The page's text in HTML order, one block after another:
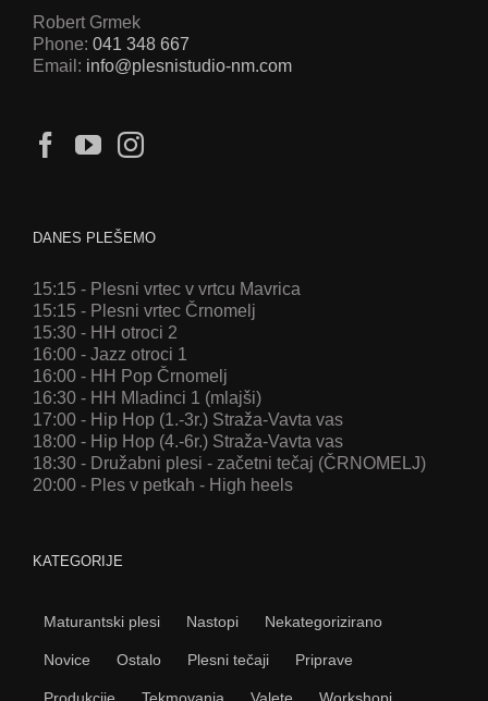
Robert Grmek
Phone: 041 348 667
Email: info@plesnistudio-nm.com
DANES PLEŠEMO
15:15 - Plesni vrtec v vrtcu Mavrica
15:15 - Plesni vrtec Črnomelj
15:30 - HH otroci 2
16:00 - Jazz otroci 1
16:00 - HH Pop Črnomelj
16:30 - HH Mladinci 1 (mlajši)
17:00 - Hip Hop (1.-3r.) Straža-Vavta vas
18:00 - Hip Hop (4.-6r.) Straža-Vavta vas
18:30 - Družabni plesi - začetni tečaj (ČRNOMELJ)
20:00 - Ples v petkah - High heels
KATEGORIJE
Maturantski plesi Nastopi Nekategorizirano
Novice Ostalo Plesni tečaji Priprave
Produkcije Tekmovanja Valete Workshopi